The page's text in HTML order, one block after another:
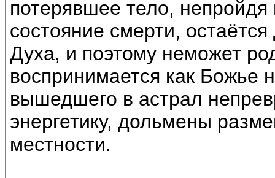
потерявшее тело,
состояние смерти,
Духа, и поэтому неможет
воспринимается как Божье
вышедшего в астрал
энергетику, дольмены
местности.